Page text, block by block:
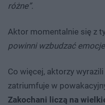
różne”.
Aktor momentalnie się z
powinni wzbudzać
Co więcej, aktorzy
zatriumfuje w
Zakochani liczą na